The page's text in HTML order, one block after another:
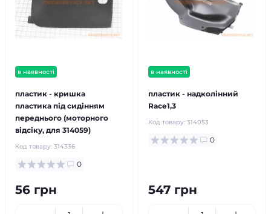
в наявності
пластик - кришка
пластика під сидінням
переднього (моторного
відсіку, для 314059)
Код товару: 314336
0
56 грн
в наявності
пластик - надколінний
Race1,3
Код товару: 314053
0
547 грн